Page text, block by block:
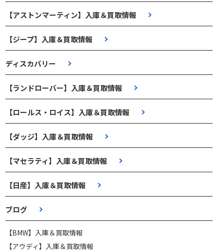
【アストンマーティン】入庫＆買取情報
【ジープ】入庫＆買取情報
ディスカバリー
【ランドローバー】入庫＆買取情報
【ロールス・ロイス】入庫＆買取情報
【ダッジ】入庫＆買取情報
【マセラティ】入庫＆買取情報
【日産】入庫＆買取情報
ブログ
【BMW】入庫＆買取情報
【アウディ】入庫＆買取情報